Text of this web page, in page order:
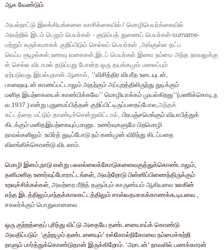
ஆக வேண்டும்
அயல்நாட்டு இலக்கியங்களை வாசிக்கையில் / மொழிபெயர்க்கையில்
அவற்றில் இடம் பெறும் பெயர்கள் - குடும்பத் துணைப் பெயர்கள்-surname-
மற்றும் சுருக்கமாகக் குறிப்பிடும் செல்லப் பெயர்கள் அங்குள்ள தட்ப
வெப்ப சூழல்கள் உணவு வகைகள் இடப் பெயர்கள் இவை நம்மை அந்த நாவலுக்கு
ள் செல்ல விடாமல் தடுப்பது போன்ற ஒரு தயக்கமும் மலைப்பும்
ஏற்படுவது இயல்புதான் ஆனால் ’’விசித்திர விபரீத உடையுடன்
பாஷையுடன் காணப்பட்டாலும் அதற்கும் அப்புறத்திலிருந்து துடிக்கும்
மனித இயற்கையைக் காண்பிக்கவே’’ மொழியாக்கம் முயல்கிறது’’(மணிக்கொடி ந
வ .1937.) என்று புதுமைப்பித்தன் குறிப்பிட்டிருப்பதைப்போல அந்தக்
கட்டத்தை மட்டும் தாண்டிச்சென்றுவிட்டால் பிரபஞ்சமெங்கும் வியாபித்துக்
கிடக்கும் மனிதஇயற்கையும் மானுட உணர்வுகளுமே பிறமொழி
நாவல்களிலும் உயிர்த் துடிப்போடு நம் கண்முன் விரிந்து கிடப்பதை
விளங்கிக்கொண்டு விடலாம்
மொழி இனம் நாடு என்று பலஎல்லைக்கோடுகளைவகுத்துக்கொண்டாலும்
தனிமனித உணர்வுப்போராட்டங்கள் அவற்றோடு பின்னிப்பிணைந்திருக்கும்
உறவுச்சிக்கல்கள் அவற்றை மீறித் தளும்பும் காருண்யம் ஆகியவை உலகின்
எந்த இடத்திலும் எந்தக்காலகட்டத்திலும் சாஸ்வதமாகக்காணக்கூடியவை
சகலர்க்கும் பொதுவானவை
ஒரு குற்றத்தைப் புரிந்து விட்டு அதையே தண்டனையாய்க் கொண்டு
அவதிப்படும் ‘குற்றமும் தண்டனையும்’ ரஸ்கோல்நிகோவை நம்மைச்சுற்றி
நாளும் பார்த்துக்கொண்டுதான் இருக்கிறோம் . ’அசடன்’ நாவலில் பணக்காரன்